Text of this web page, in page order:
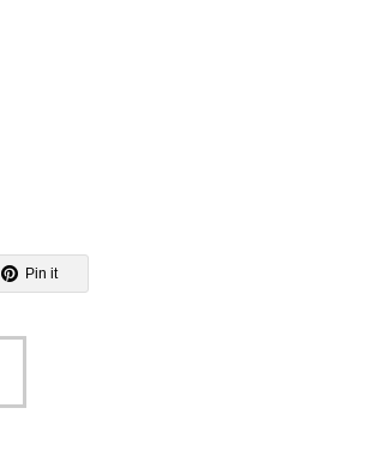
Pin it